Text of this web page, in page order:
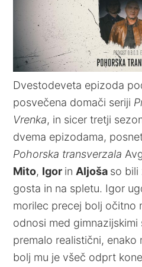
Dvestodeveta epizoda
posvečena domači seriji
Vrenka, in sicer tretji
dvema epizodama,
Pohorska transverzala
Mito, Igor in Aljoša so bili
gosta in na spletu. Igor
morilec precej bolj očitno
odnosi med
premalo realistični, enako
bolj mu je všeč odprt